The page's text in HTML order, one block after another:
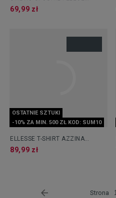
JOGGER
69,99 zł
OSTATNIE SZTUKI
-10% ZA MIN. 500 ZŁ KOD: SUM10
ELLESSE T-SHIRT AZZINA
CREAM
89,99 zł
Strona